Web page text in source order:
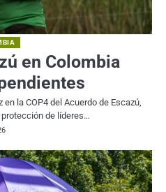
en Colombia
la COP4 del Acuerdo de Escazú,
de líderes…